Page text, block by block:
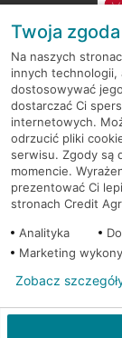
RODO
Regulamin
Mapa serwisu
PolitykaCookies
© 2026 Credit
Twoja
Na naszych
innych technologii,
dostosowywać
dostarczać Ci
internetowych.
odrzucić pliki
serwisu. Zgody są
momencie.
prezentować Ci
stronach Credit
Analityka
Marketing
Zobacz